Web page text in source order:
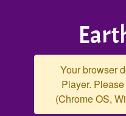
Your browser
Player.
(Chrome OS,